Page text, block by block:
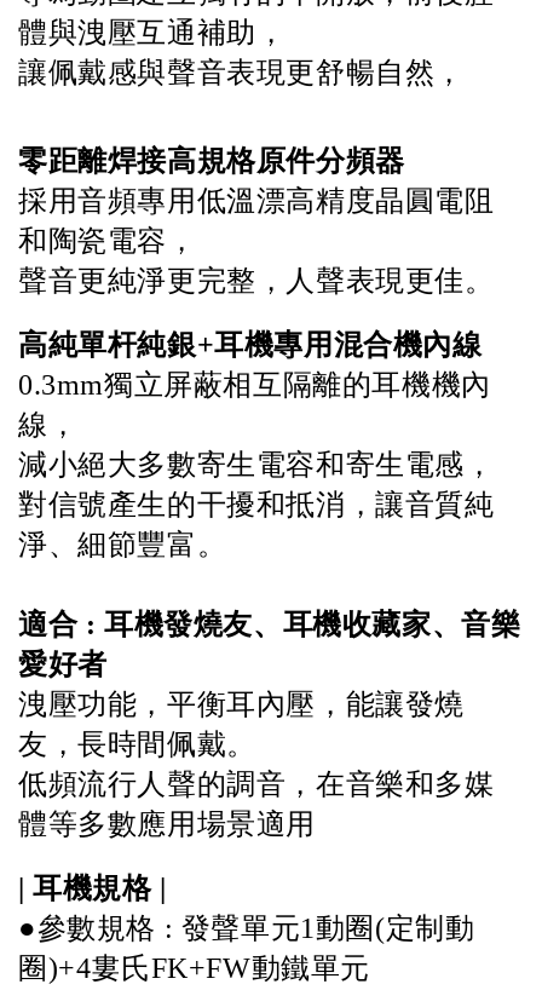
體與洩壓互通補助，
讓佩戴感與聲音表現更舒暢自然，
零距離焊接高規格原件分頻器
採用音頻專用低溫漂高精度晶圓電阻
和陶瓷電容，
聲音更純淨更完整，人聲表現更佳。
高純單杆純銀+耳機專用混合機內線
0.3mm獨立屏蔽相互隔離的耳機機內
線，
減小絕大多數寄生電容和寄生電感，
對信號產生的干擾和抵消，讓音質純
淨、細節豐富。
適合 : 耳機發燒友、耳機收藏家、音樂
愛好者
洩壓功能，平衡耳內壓，能讓發燒
友，長時間佩戴。
低頻流行人聲的調音，在音樂和多媒
體等多數應用場景適用
| 耳機規格 |
●參數規格 : 發聲單元1動圈(定制動
圈)+4婁氏FK+FW動鐵單元